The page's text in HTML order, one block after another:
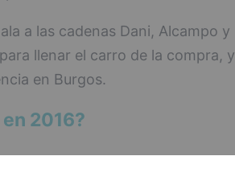
a las cadenas Dani, Alcampo y
llenar el carro de la compra, y
en Burgos.
2016?
estudio ya que calcula que